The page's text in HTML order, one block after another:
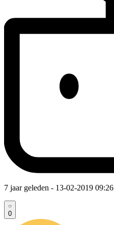
7 jaar geleden - 13-02-2019 09:26
0